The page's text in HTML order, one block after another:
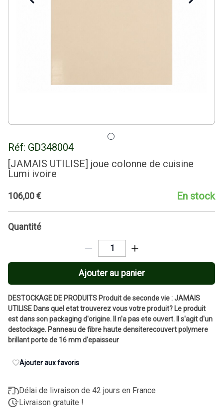
Réf: GD348004
[JAMAIS UTILISE] joue colonne de cuisine
Lumi ivoire
106,00€ En stock
Quantité
Ajouter au panier
DESTOCKAGE DE PRODUITS Produit de seconde vie : JAMAIS
UTILISE Dans quel etat trouverez vous votre produit? Le produit
est dans son packaging d'origine. Il n'a pas ete ouvert. Il s'agit d'un
destockage. Panneau de fibre haute densiterecouvert polymere
brillant porte de 16 mm d'epaisseur
Ajouter aux favoris
Délai de livraison de 42 jours en France
Livraison gratuite !